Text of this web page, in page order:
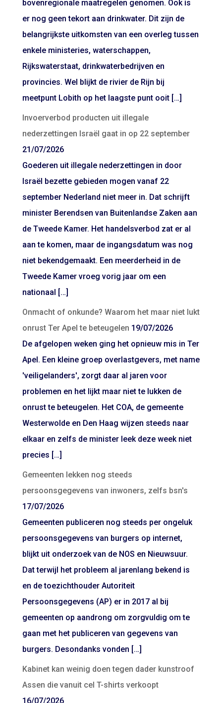
bovenregionale maatregelen genomen. Ook is
er nog geen tekort aan drinkwater. Dit zijn de
belangrijkste uitkomsten van een overleg tussen
enkele ministeries, waterschappen,
Rijkswaterstaat, drinkwaterbedrijven en
provincies. Wel blijkt de rivier de Rijn bij
meetpunt Lobith op het laagste punt ooit […]
Invoerverbod producten uit illegale
nederzettingen Israël gaat in op 22 september
21/07/2026
Goederen uit illegale nederzettingen in door
Israël bezette gebieden mogen vanaf 22
september Nederland niet meer in. Dat schrijft
minister Berendsen van Buitenlandse Zaken aan
de Tweede Kamer. Het handelsverbod zat er al
aan te komen, maar de ingangsdatum was nog
niet bekendgemaakt. Een meerderheid in de
Tweede Kamer vroeg vorig jaar om een
nationaal […]
Onmacht of onkunde? Waarom het maar niet lukt
onrust Ter Apel te beteugelen 19/07/2026
De afgelopen weken ging het opnieuw mis in Ter
Apel. Een kleine groep overlastgevers, met name
'veiligelanders', zorgt daar al jaren voor
problemen en het lijkt maar niet te lukken de
onrust te beteugelen. Het COA, de gemeente
Westerwolde en Den Haag wijzen steeds naar
elkaar en zelfs de minister leek deze week niet
precies […]
Gemeenten lekken nog steeds
persoonsgegevens van inwoners, zelfs bsn's
17/07/2026
Gemeenten publiceren nog steeds per ongeluk
persoonsgegevens van burgers op internet,
blijkt uit onderzoek van de NOS en Nieuwsuur.
Dat terwijl het probleem al jarenlang bekend is
en de toezichthouder Autoriteit
Persoonsgegevens (AP) er in 2017 al bij
gemeenten op aandrong om zorgvuldig om te
gaan met het publiceren van gegevens van
burgers. Desondanks vonden […]
Kabinet kan weinig doen tegen dader kunstroof
Assen die vanuit cel T-shirts verkoopt
16/07/2026